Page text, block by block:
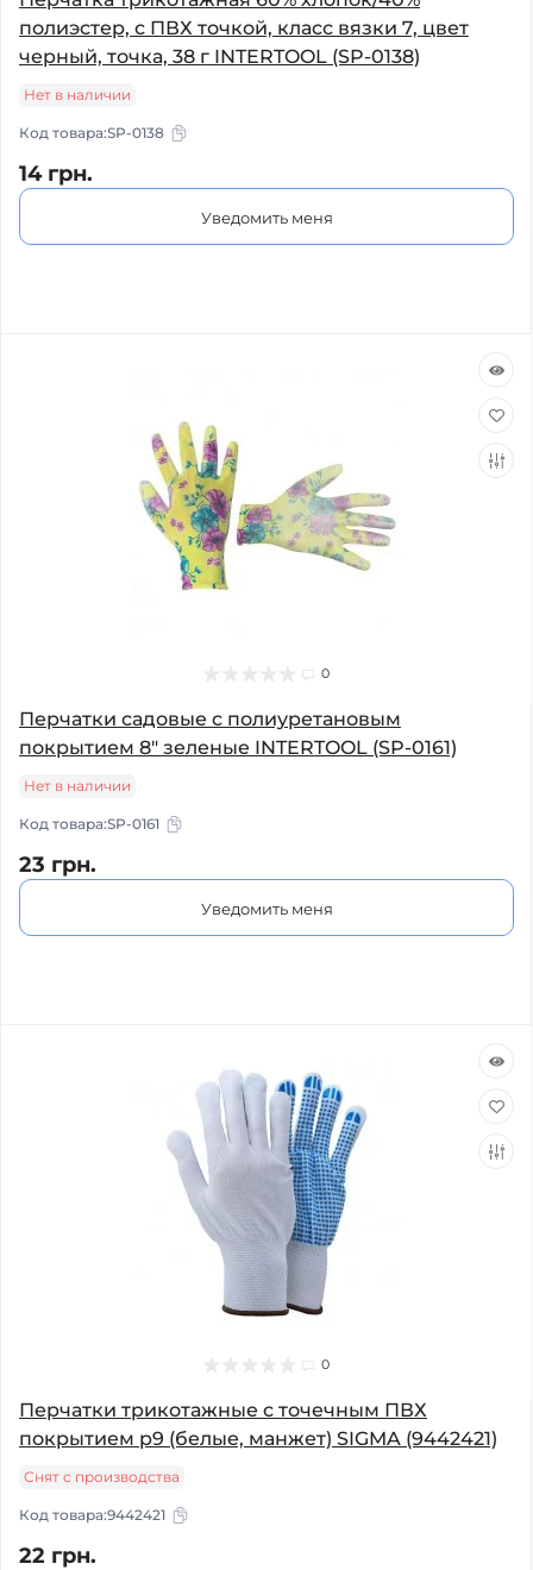
полиэстер, с ПВХ точкой, класс вязки 7, цвет
черный, точка, 38 г INTERTOOL (SP-0138)
Нет в наличии
Код товара:SP-0138
14 грн.
Уведомить меня
0
Перчатки садовые с полиуретановым
покрытием 8" зеленые INTERTOOL (SP-0161)
Нет в наличии
Код товара:SP-0161
23 грн.
Уведомить меня
0
Перчатки трикотажные с точечным ПВХ
покрытием р9 (белые, манжет) SIGMA (9442421)
Снят с производства
Код товара:9442421
22 грн.